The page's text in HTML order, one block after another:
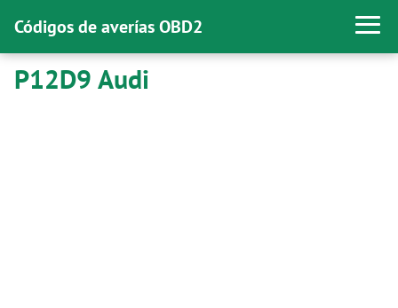
Códigos de averías OBD2
P12D9 Audi